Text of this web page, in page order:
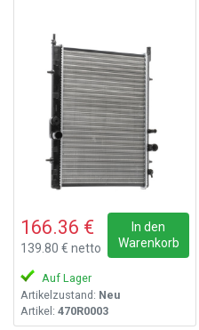
166.36 €
139.80 € netto
In den
Warenkorb
Auf Lager
Artikelzustand: Neu
Artikel: 470R0003